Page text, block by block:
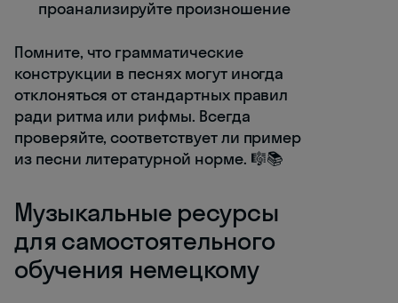
проанализируйте произношение
Помните, что грамматические
конструкции в песнях могут иногда
отклоняться от стандартных правил
ради ритма или рифмы. Всегда
проверяйте, соответствует ли пример
из песни литературной норме. 🎼📚
Музыкальные ресурсы
для самостоятельного
обучения немецкому